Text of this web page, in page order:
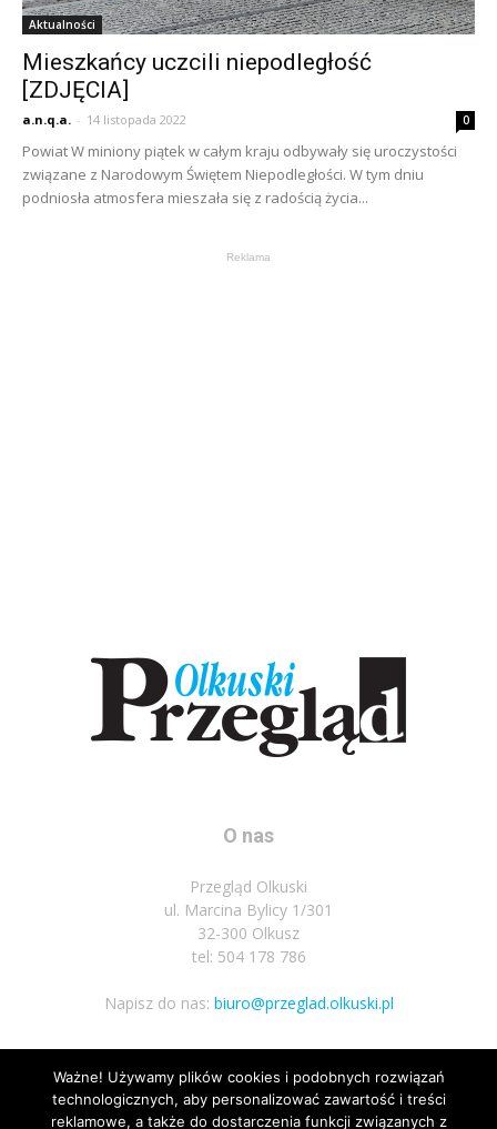
Aktualności
Mieszkańcy uczcili niepodległość
[ZDJĘCIA]
a.n.q.a. - 14 listopada 2022 0
Powiat W miniony piątek w całym kraju odbywały się uroczystości
związane z Narodowym Świętem Niepodległości. W tym dniu
podniosła atmosfera mieszała się z radością życia...
Reklama
O nas
Przegląd Olkuski
ul. Marcina Bylicy 1/301
32-300 Olkusz
tel: 504 178 786
Napisz do nas: biuro@przeglad.olkuski.pl
Podążaj za nami
Ważne! Używamy plików cookies i podobnych rozwiązań
technologicznych, aby personalizować zawartość i treści
reklamowe, a także do dostarczenia funkcji związanych z